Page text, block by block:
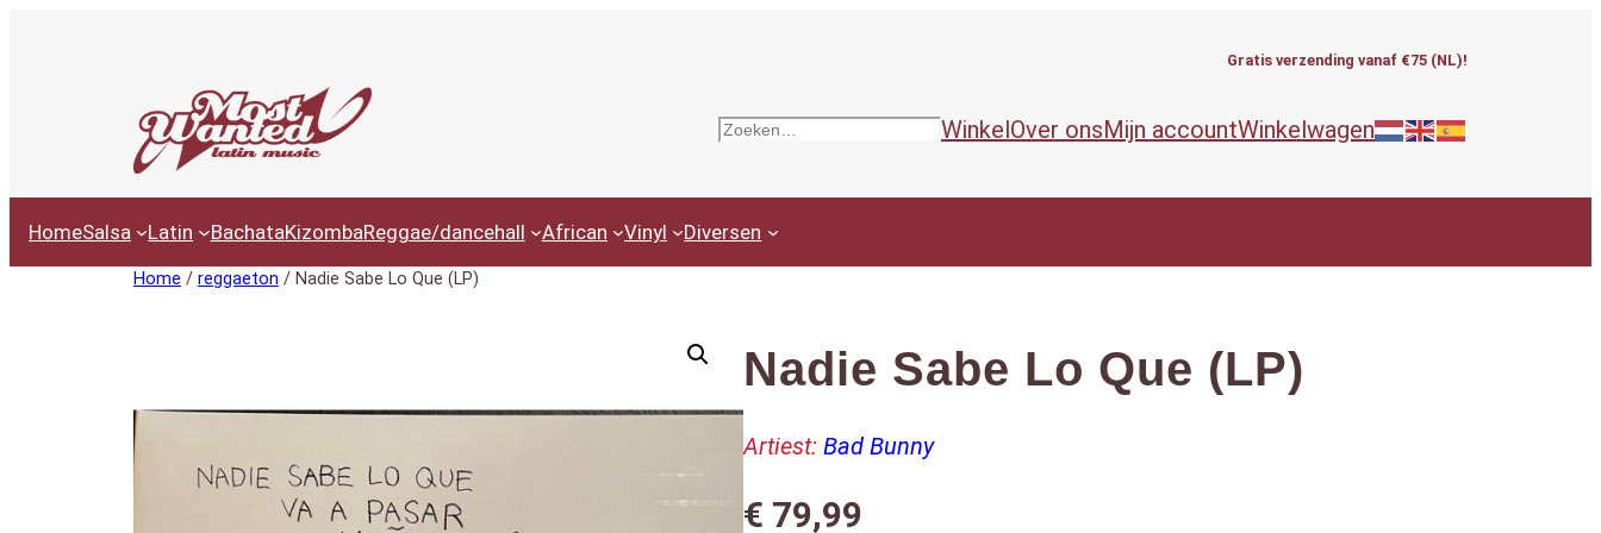
Gratis verzending vanaf €75 (NL)!
Zoeken WinkelOver onsMijn accountWinkelwagen
HomeSalsa Latin BachataKizombaReggae/dancehall African Vinyl Diversen
Home / reggaeton / Nadie Sabe Lo Que (LP)
Nadie Sabe Lo Que (LP)
Artiest: Bad Bunny
€ 79,99